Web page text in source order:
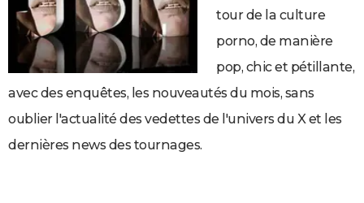
Essais
Réserver un essai
Citadines
Berlines
SUV
Forum auto
+HIGH-TECH
Mobiles
Meilleur smartphone
Internet
Ordinateurs
Jeux vidéo
Guide high-tech
BRICOLAGE
Aménagement intérieur
Extérieur
Salle de bains
Jardinage
Rangement
WEEK-END
Guides de France
Escapades
Patrimoine
Expositions
Musées
Week-end nature
+
LIFESTYLE
Art de vivre
Bien-être
Loisirs
Mode
Modes de vie
+
tour de la culture
porno, de manière
pop, chic et pétillante,
avec des enquêtes, les nouveautés du mois, sans
oublier l'actualité des vedettes de l'univers du X et les
dernières news des tournages.